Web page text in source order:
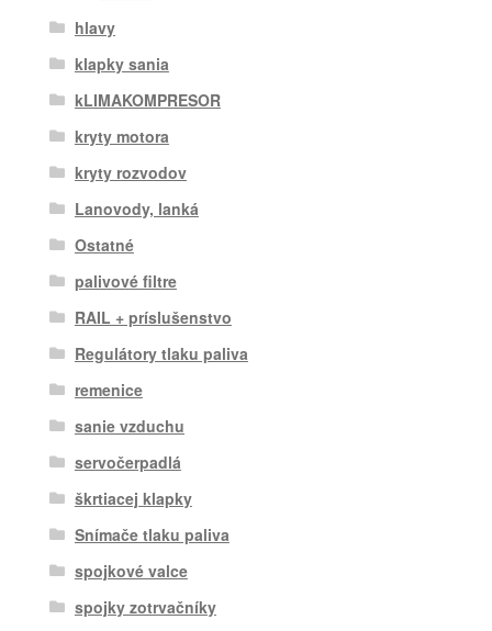
hlavy
klapky sania
kLIMAKOMPRESOR
kryty motora
kryty rozvodov
Lanovody, lanká
Ostatné
palivové filtre
RAIL + príslušenstvo
Regulátory tlaku paliva
remenice
sanie vzduchu
servočerpadlá
škrtiacej klapky
Snímače tlaku paliva
spojkové valce
spojky zotrvačníky